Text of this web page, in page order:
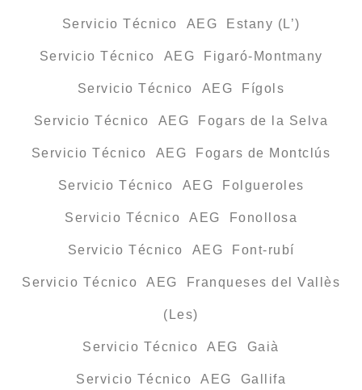
Servicio Técnico AEG Estany (L’)
Servicio Técnico AEG Figaró-Montmany
Servicio Técnico AEG Fígols
Servicio Técnico AEG Fogars de la Selva
Servicio Técnico AEG Fogars de Montclús
Servicio Técnico AEG Folgueroles
Servicio Técnico AEG Fonollosa
Servicio Técnico AEG Font-rubí
Servicio Técnico AEG Franqueses del Vallès
(Les)
Servicio Técnico AEG Gaià
Servicio Técnico AEG Gallifa